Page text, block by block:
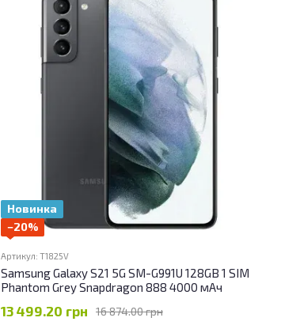
Новинка
−20%
Артикул: T1825V
Samsung Galaxy S21 5G SM-G991U 128GB 1 SIM
Phantom Grey Snapdragon 888 4000 мАч
16 874.00 грн
13 499.20 грн